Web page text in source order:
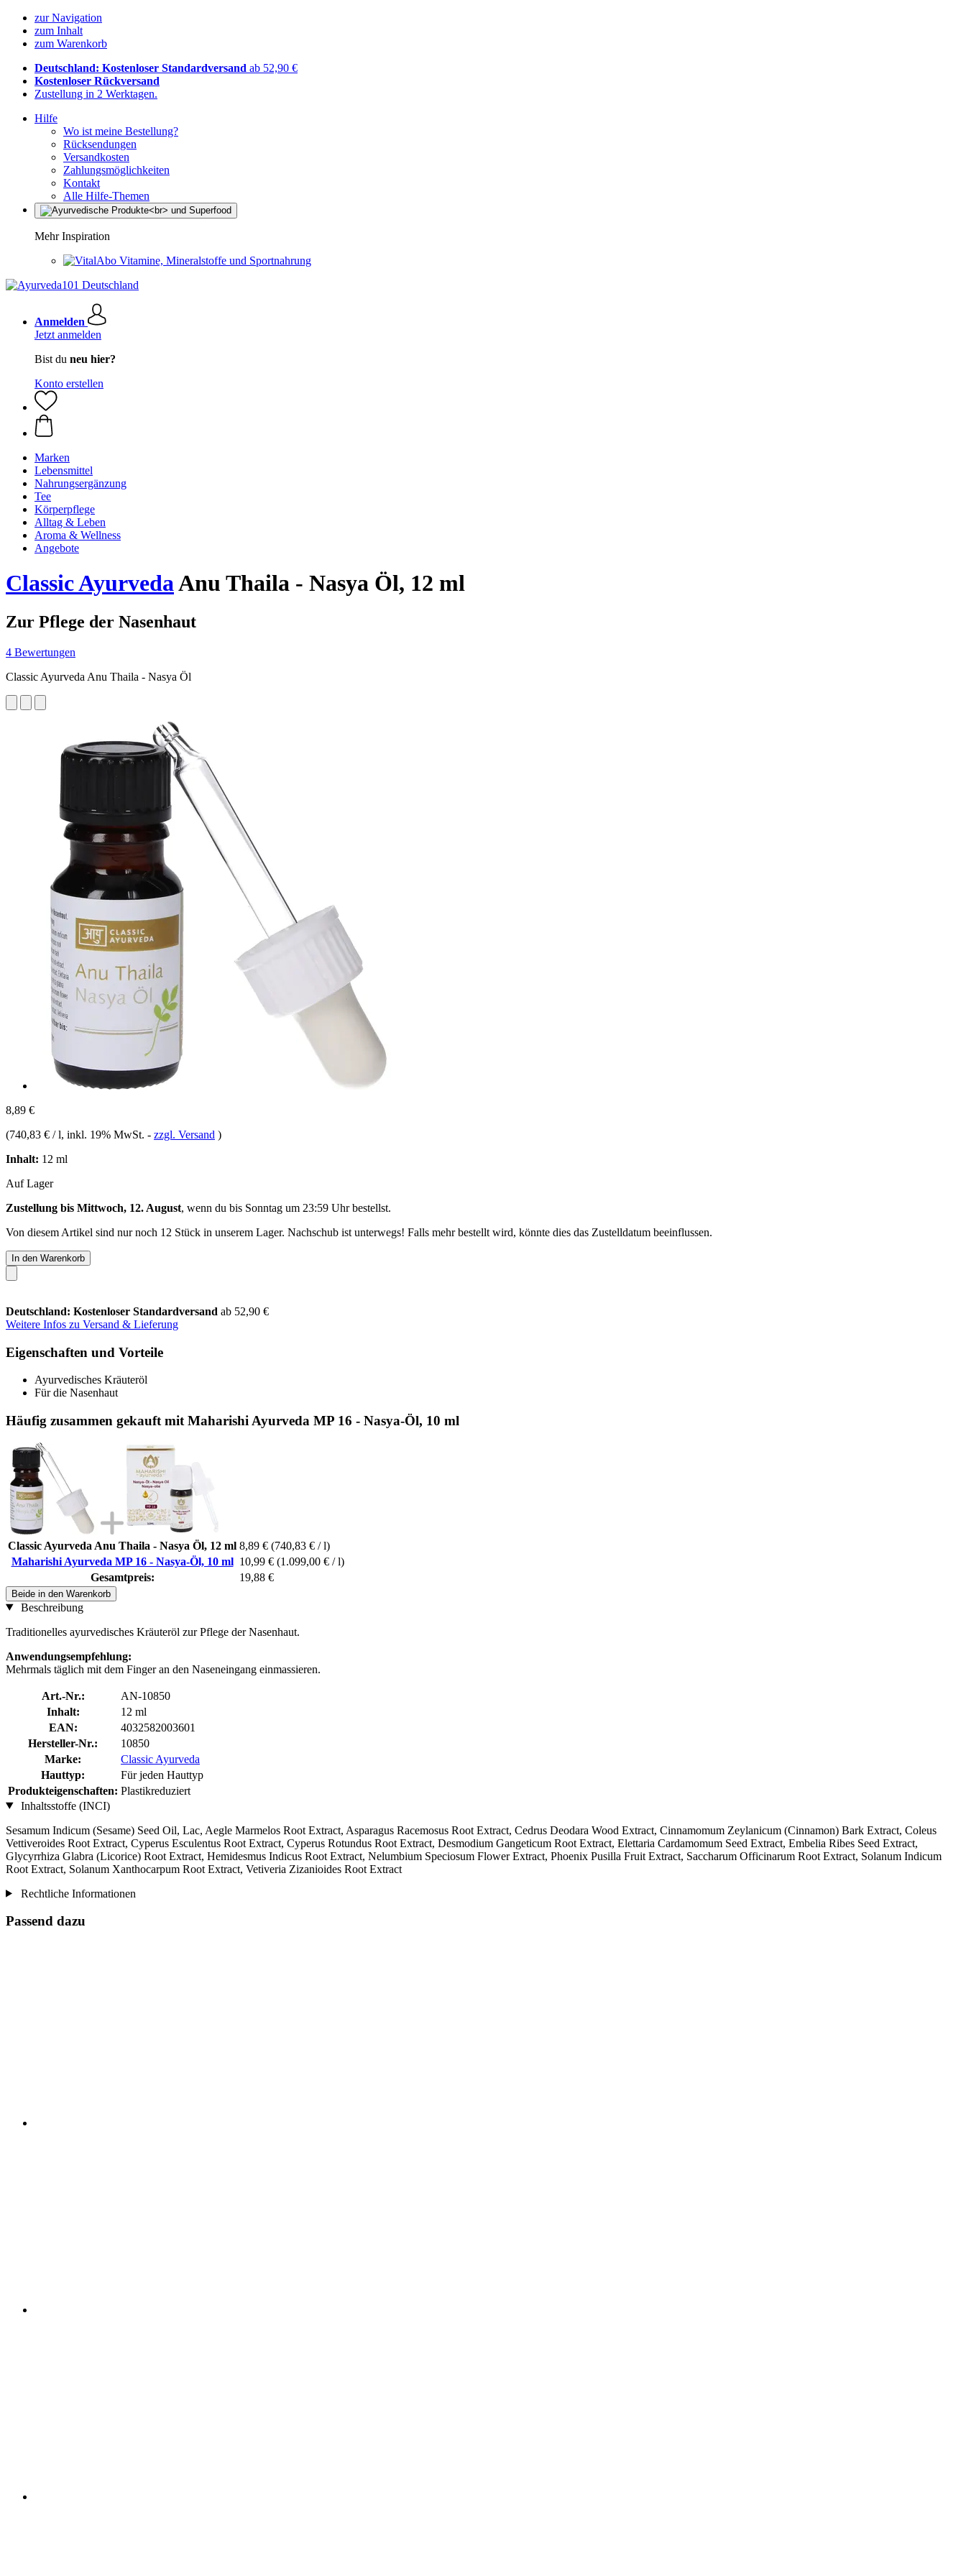
zur Navigation
zum Inhalt
zum Warenkorb
Deutschland: Kostenloser Standardversand ab 52,90 €
Kostenloser Rückversand
Zustellung in 2 Werktagen.
Hilfe
Wo ist meine Bestellung?
Rücksendungen
Versandkosten
Zahlungsmöglichkeiten
Kontakt
Alle Hilfe-Themen
Mehr Inspiration
Vitamine, Mineralstoffe und Sportnahrung
Anmelden
Jetzt anmelden
Bist du neu hier?
Konto erstellen
Marken
Lebensmittel
Nahrungsergänzung
Tee
Körperpflege
Alltag & Leben
Aroma & Wellness
Angebote
Classic AyurvedaAnu Thaila - Nasya Öl, 12 ml
Zur Pflege der Nasenhaut
4 Bewertungen
Classic Ayurveda Anu Thaila - Nasya Öl
8,89 €
(740,83 € / l, inkl. 19% MwSt. - zzgl. Versand )
Inhalt: 12 ml
Auf Lager
Zustellung bis Mittwoch, 12. August, wenn du bis Sonntag um 23:59 Uhrbestellst.
Von diesem Artikel sind nur noch 12 Stück in unserem Lager. Nachschub ist unterwegs! Falls mehr bestellt wird, könnte dies das Zustelldatum beeinflussen.
In den Warenkorb
Deutschland: Kostenloser Standardversand ab 52,90 €
Weitere Infos zu Versand & Lieferung
Eigenschaften und Vorteile
Ayurvedisches Kräuteröl
Für die Nasenhaut
Häufig zusammen gekauft mit Maharishi Ayurveda MP 16 - Nasya-Öl, 10 ml
Classic Ayurveda Anu Thaila - Nasya Öl, 12 ml 8,89 € (740,83 € / l)
Maharishi Ayurveda MP 16 - Nasya-Öl, 10 ml 10,99 € (1.099,00 € / l)
Gesamtpreis:
19,88 €
Beide in den Warenkorb
Beschreibung
Traditionelles ayurvedisches Kräuteröl zur Pflege der Nasenhaut.
Anwendungsempfehlung:
Mehrmals täglich mit dem Finger an den Naseneingang einmassieren.
Art.-Nr.:
AN-10850
Inhalt:
12 ml
EAN:
4032582003601
Hersteller-Nr.:
10850
Marke:
Classic Ayurveda
Hauttyp:
Für jeden Hauttyp
Produkteigenschaften: Plastikreduziert
Inhaltsstoffe (INCI)
Sesamum Indicum (Sesame) Seed Oil, Lac, Aegle Marmelos Root Extract, Asparagus Racemosus Root Extract, Cedrus Deodara Wood Extract, Cinnamomum Zeylanicum (Cinnamon) Bark Extract, Coleus
Vettiveroides Root Extract, Cyperus Esculentus Root Extract, Cyperus Rotundus Root Extract, Desmodium Gangeticum Root Extract, Elettaria Cardamomum Seed Extract, Embelia Ribes Seed Extract,
Glycyrrhiza Glabra (Licorice) Root Extract, Hemidesmus Indicus Root Extract, Nelumbium Speciosum Flower Extract, Phoenix Pusilla Fruit Extract, Saccharum Officinarum Root Extract, Solanum Indicum
Root Extract, Solanum Xanthocarpum Root Extract, Vetiveria Zizanioides Root Extract
Rechtliche Informationen
Passend dazu